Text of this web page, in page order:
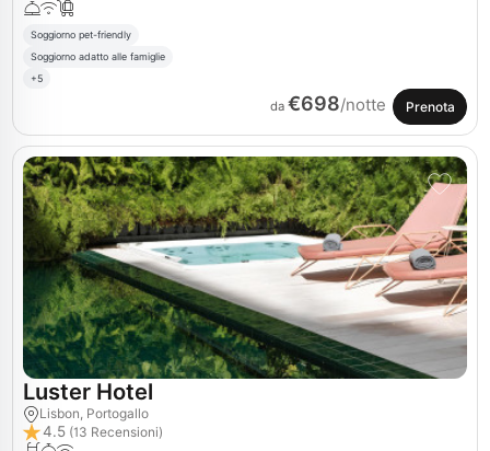
Soggiorno pet-friendly
Soggiorno adatto alle famiglie
+5
da €698/notte Prenota
Luster Hotel
Lisbon, Portogallo
4.5 (13 Recensioni)